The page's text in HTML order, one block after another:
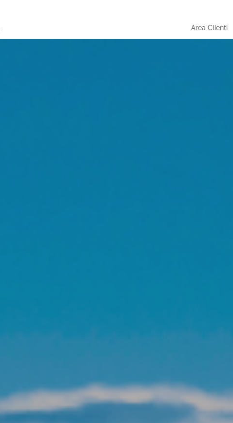
Area Clienti